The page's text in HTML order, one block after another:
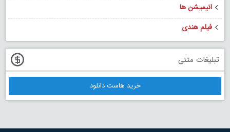
انیمیشن ها
فیلم هندی
تبلیغات متنی
خرید هاست دانلود